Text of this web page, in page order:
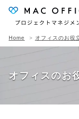
Home オフィスのお役
オフィスのお